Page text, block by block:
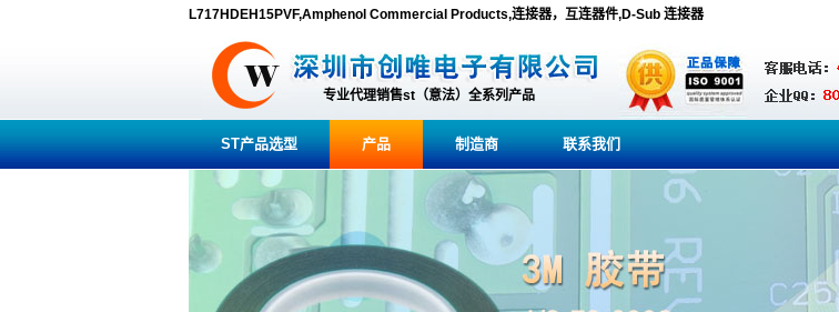
L717HDEH15PVF,Amphenol Commercial Products,连接器，互连器件,D-Sub 连接器
专业代理销售st（意法）全系列产品
ST产品选型 产品 制造商 联系我们